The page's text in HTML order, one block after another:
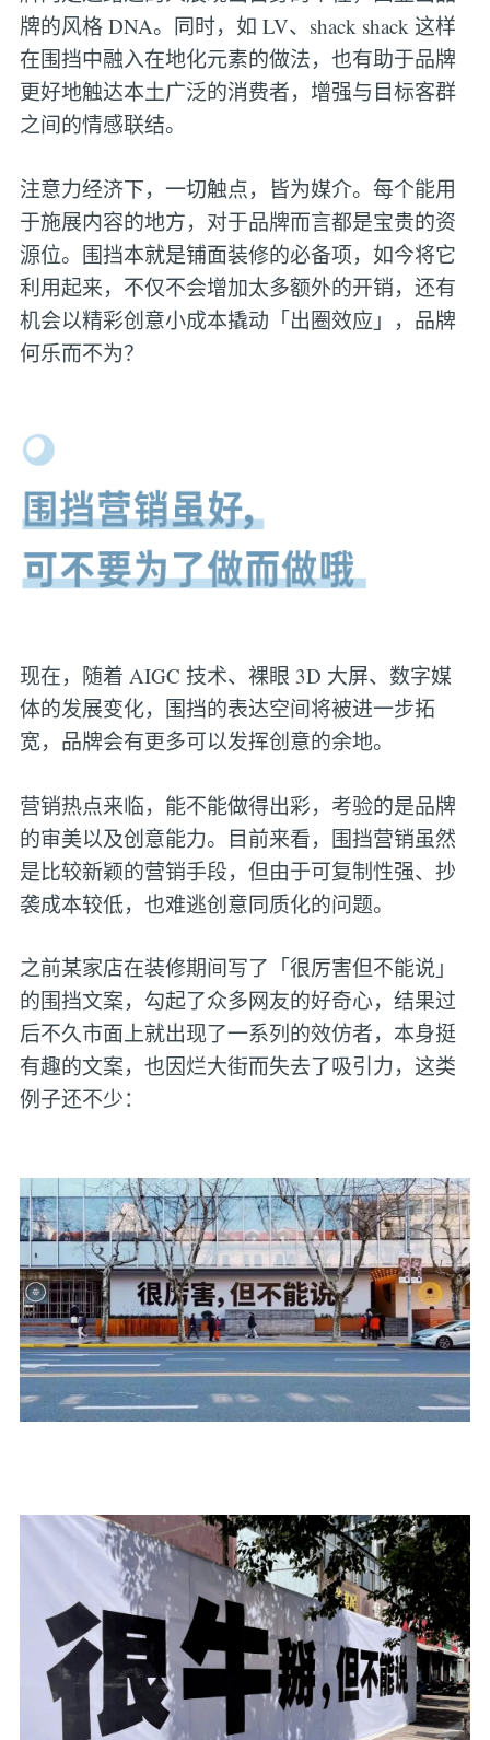
牌的风格 DNA。同时，如 LV、shack shack 这样
在围挡中融入在地化元素的做法，也有助于品牌
更好地触达本土广泛的消费者，增强与目标客群
之间的情感联结。
注意力经济下，一切触点，皆为媒介。每个能用
于施展内容的地方，对于品牌而言都是宝贵的资
源位。围挡本就是铺面装修的必备项，如今将它
利用起来，不仅不会增加太多额外的开销，还有
机会以精彩创意小成本撬动「出圈效应」，品牌
何乐而不为？
现在，随着 AIGC 技术、裸眼 3D 大屏、数字媒
体的发展变化，围挡的表达空间将被进一步拓
宽，品牌会有更多可以发挥创意的余地。
营销热点来临，能不能做得出彩，考验的是品牌
的审美以及创意能力。目前来看，围挡营销虽然
是比较新颖的营销手段，但由于可复制性强、抄
袭成本较低，也难逃创意同质化的问题。
之前某家店在装修期间写了「很厉害但不能说」
的围挡文案，勾起了众多网友的好奇心，结果过
后不久市面上就出现了一系列的效仿者，本身挺
有趣的文案，也因烂大街而失去了吸引力，这类
例子还不少：